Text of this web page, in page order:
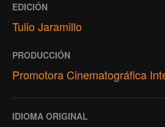
EDICIÓN
Tulio Jaramillo
PRODUCCIÓN
Promotora Cinematográfica
IDIOMA ORIGINAL